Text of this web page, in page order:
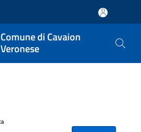
Comune di Cavaion
Veronese